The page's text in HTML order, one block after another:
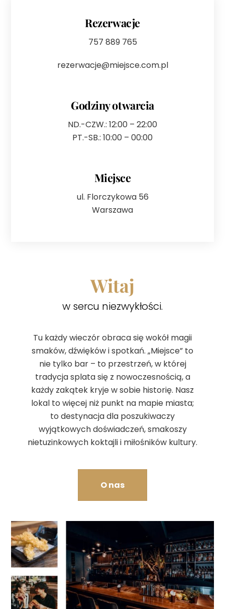
Rezerwacje
757 889 765
rezerwacje@miejsce.com.pl
Godziny otwarcia
ND.-CZW.: 12:00 – 22:00
PT.-SB.: 10:00 – 00:00
Miejsce
ul. Florczykowa 56
Warszawa
Witaj
w sercu niezwykłości.
Tu każdy wieczór obraca się wokół magii
smaków, dźwięków i spotkań. „Miejsce” to
nie tylko bar – to przestrzeń, w której
tradycja splata się z nowoczesnością, a
każdy zakątek kryje w sobie historię. Nasz
lokal to więcej niż punkt na mapie miasta;
to destynacja dla poszukiwaczy
wyjątkowych doświadczeń, smakoszy
nietuzinkowych koktajli i miłośników kultury.
O nas